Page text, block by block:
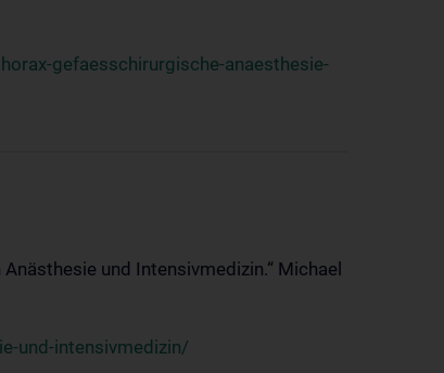
gefaesschirurgische-anaesthesie-
und Intensivmedizin.“ Michael
und-intensivmedizin/